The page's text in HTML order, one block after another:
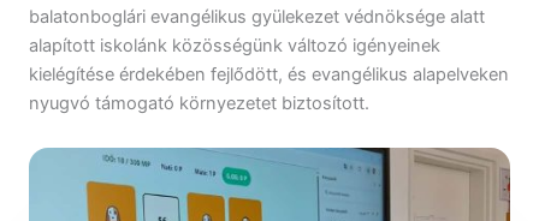
balatonboglári evangélikus gyülekezet védnöksége alatt
alapított iskolánk közösségünk változó igényeinek
kielégítése érdekében fejlődött, és evangélikus alapelveken
nyugvó támogató környezetet biztosított.